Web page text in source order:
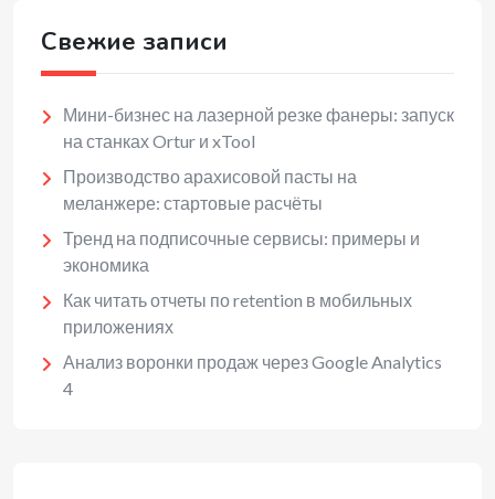
Свежие записи
Мини-бизнес на лазерной резке фанеры: запуск
на станках Ortur и xTool
Производство арахисовой пасты на
меланжере: стартовые расчёты
Тренд на подписочные сервисы: примеры и
экономика
Как читать отчеты по retention в мобильных
приложениях
Анализ воронки продаж через Google Analytics
4